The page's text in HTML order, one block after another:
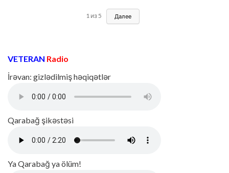
1 из 5 Далее
VETERAN Radio
İrəvan: gizlədilmiş həqiqətlər
Qarabağ şikəstəsi
Ya Qarabağ ya ölüm!